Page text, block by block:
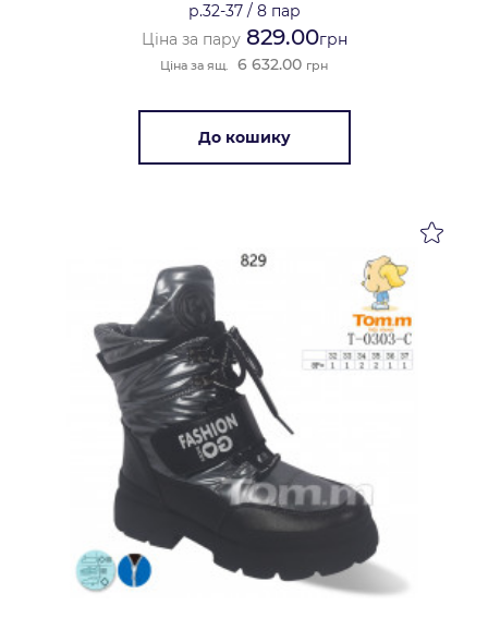
р.32-37/ 8 пар
Ціна за пару829.00грн
Ціна за ящ. 6 632.00 грн
До кошику